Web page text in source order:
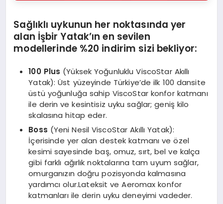
Sağlıklı uykunun her noktasında yer
alan İşbirYatak’ın en sevilen
modellerinde %20 indirim sizi bekliyor:
100 Plus (Yüksek Yoğunluklu ViscoStar Akıllı
Yatak): Üst yüzeyinde Türkiye’de ilk 100 dansite
üstü yoğunluğa sahip ViscoStar konfor katmanı
ile derin ve kesintisiz uyku sağlar; geniş kilo
skalasına hitap eder.
Boss (Yeni Nesil ViscoStar Akıllı Yatak):
İçerisinde yer alan destek katmanı ve özel
kesimi sayesinde baş, omuz, sırt, bel ve kalça
gibi farklı ağırlık noktalarına tam uyum sağlar,
omurganızın doğru pozisyonda kalmasına
yardımcı olur.Lateksit ve Aeromax konfor
katmanları ile derin uyku deneyimi vadeder.